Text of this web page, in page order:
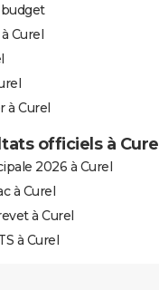
Curel
à Curel
officiels à Curel
2026 à Curel
à Curel
à Curel
à Curel